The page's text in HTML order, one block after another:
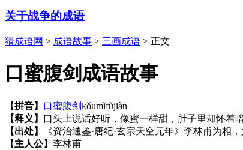
关于战争的成语
猜成语网 > 成语故事 > 三画成语 > 正文
口蜜腹剑成语故事
【拼音】 口蜜腹剑kǒumìfùjiàn
【释义】 口头上说话好听，像蜜一样甜，肚子里却怀着
【出处】
《资治通鉴·唐纪·玄宗天空元年》李林甫为
【主人公】 李林甫